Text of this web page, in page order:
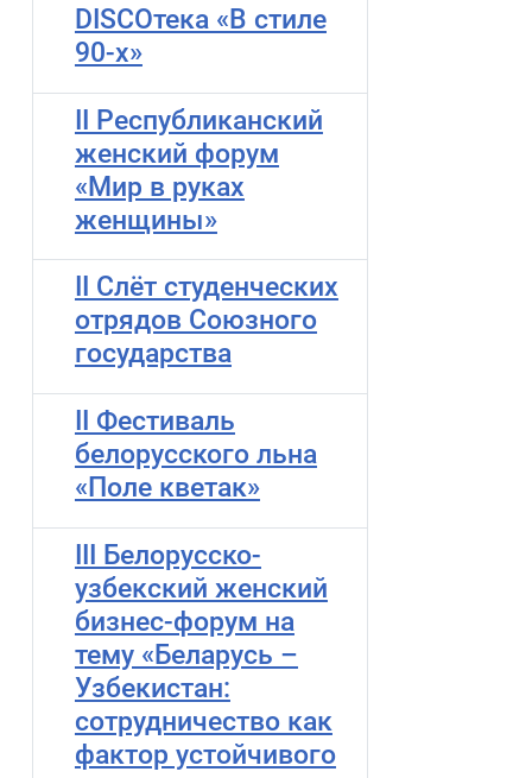
DISCOтека «В стиле
90-х»
II Республиканский
женский форум
«Мир в руках
женщины»
II Слёт студенческих
отрядов Союзного
государства
II Фестиваль
белорусского льна
«Поле кветак»
III Белорусско-
узбекский женский
бизнес-форум на
тему «Беларусь –
Узбекистан:
сотрудничество как
фактор устойчивого